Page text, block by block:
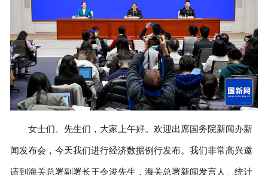
女士们、先生们，大家上午好。欢迎出席国务院新闻办新
闻发布会，今天我们进行经济数据例行发布。我们非常高兴邀
请到海关总署副署长王令浚先生，海关总署新闻发言人、统计